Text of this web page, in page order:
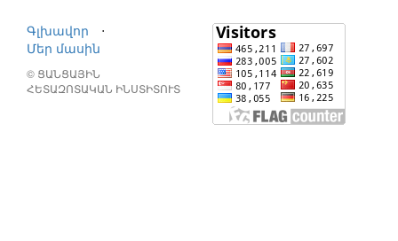
Գլխավոր
⋅
Մեր մասին
© ՑԱՆՑԱՅԻՆ
ՀԵՏԱԶՈՏԱԿԱՆ ԻՆՍՏԻՏՈՒՏ